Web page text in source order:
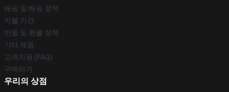
배송 및 배송 정책
지불 기간
반품 및 환불 정책
기타 제품
고객지원 (FAQ)
구매하기
우리의 상점